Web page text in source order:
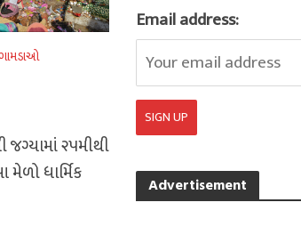
જગ્‍યામાં ૨૫મીથી
ધાર્મિક
Email address:
Advertisement